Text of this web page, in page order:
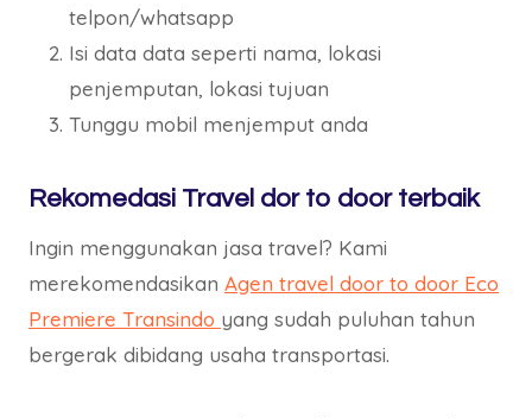
telpon/whatsapp
Isi data data seperti nama, lokasi
penjemputan, lokasi tujuan
Tunggu mobil menjemput anda
Rekomedasi Travel dor to door terbaik
Ingin menggunakan jasa travel? Kami
merekomendasikan Agen travel door to door Eco
Premiere Transindo yang sudah puluhan tahun
bergerak dibidang usaha transportasi.